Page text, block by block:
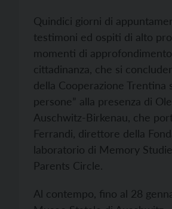
Quindici giorni di
testimoni ed ospiti di alto
momenti di
cittadinanza, che si
della Cooperazione
persone” alla presenza di
Auschwitz-Birkenau, che
Ferrandi, direttore della
laboratorio di Memory
Parents Circle.
Al contempo, fino al 28